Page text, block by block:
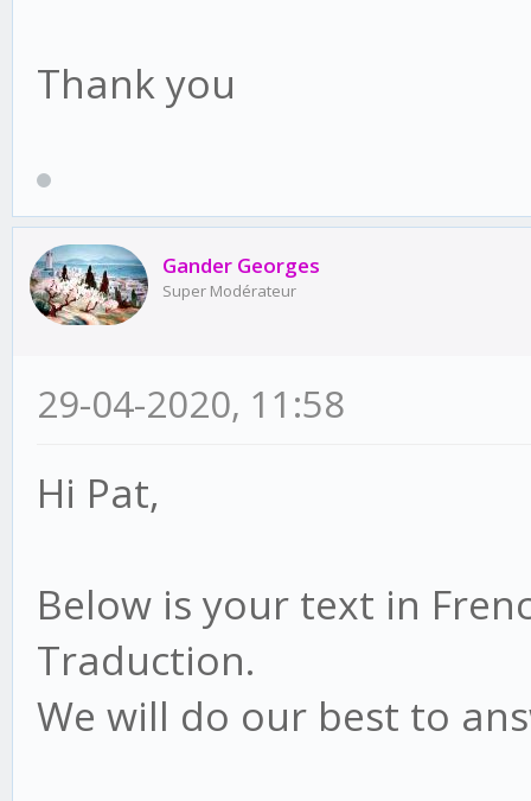
Thank you
Gander Georges
Super Modérateur
29-04-2020, 11:58
Hi Pat,
Below is your text in
Traduction.
We will do our best to